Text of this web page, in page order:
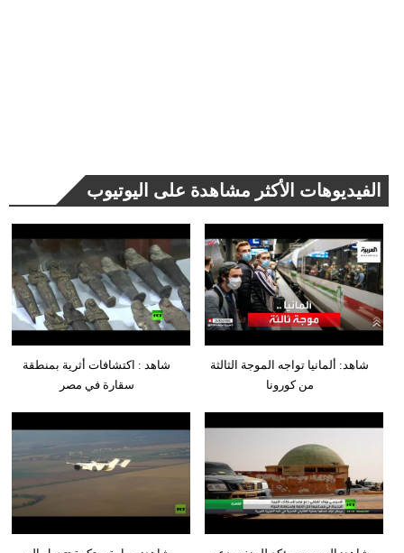
الفيديوهات الأكثر مشاهدة على اليوتيوب
شاهد : اكتشافات أثرية بمنطقة
سقارة في مصر
شاهد: ألمانيا تواجه الموجة الثالثة
من كورونا